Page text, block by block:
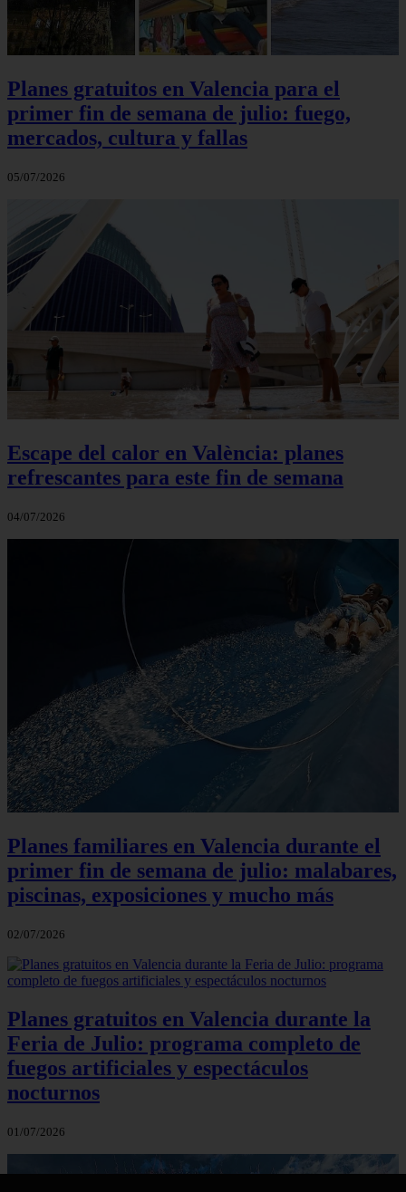
Planes gratuitos en Valencia para el
primer fin de semana de julio: fuego,
mercados, cultura y fallas
05/07/2026
Escape del calor en València: planes
refrescantes para este fin de semana
04/07/2026
Planes familiares en Valencia durante el
primer fin de semana de julio: malabares,
piscinas, exposiciones y mucho más
02/07/2026
Planes gratuitos en Valencia durante la
Feria de Julio: programa completo de
fuegos artificiales y espectáculos
nocturnos
01/07/2026